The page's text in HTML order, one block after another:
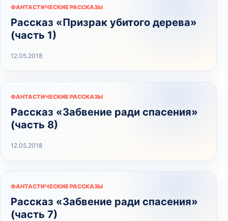
ФАНТАСТИЧЕСКИЕ РАССКАЗЫ
Рассказ «Призрак убитого дерева»
(часть 1)
12.05.2018
ФАНТАСТИЧЕСКИЕ РАССКАЗЫ
Рассказ «Забвение ради спасения»
(часть 8)
12.05.2018
ФАНТАСТИЧЕСКИЕ РАССКАЗЫ
Рассказ «Забвение ради спасения»
(часть 7)